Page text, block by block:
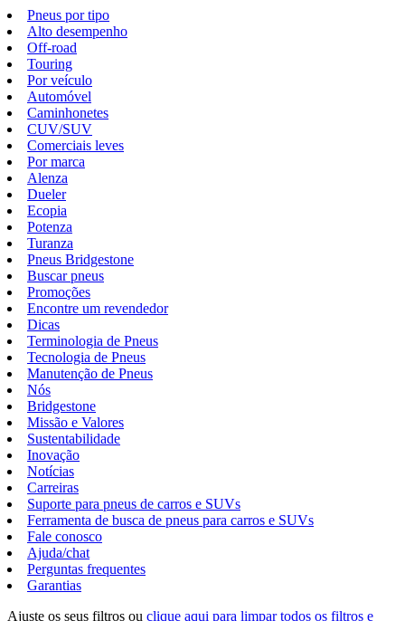
Pneus por tipo
Alto desempenho
Off-road
Touring
Por veículo
Automóvel
Caminhonetes
CUV/SUV
Comerciais leves
Por marca
Alenza
Dueler
Ecopia
Potenza
Turanza
Pneus Bridgestone
Buscar pneus
Promoções
Encontre um revendedor
Dicas
Terminologia de Pneus
Tecnologia de Pneus
Manutenção de Pneus
Nós
Bridgestone
Missão e Valores
Sustentabilidade
Inovação
Notícias
Carreiras
Suporte para pneus de carros e SUVs
Ferramenta de busca de pneus para carros e SUVs
Fale conosco
Ajuda/chat
Perguntas frequentes
Garantias
Ajuste os seus filtros ou clique aqui para limpar todos os filtros e